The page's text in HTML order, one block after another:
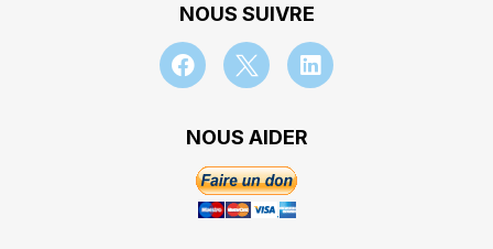
NOUS SUIVRE
NOUS AIDER